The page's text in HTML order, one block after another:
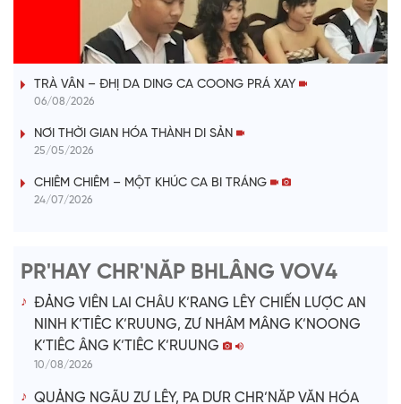
l
a
V
i
e
o
VÀI PHÚT DÀNH CHO QUẢNG BÁ
TRÀ VÂN – ĐHỊ DA DING CA COONG PRÁ XAY
06/08/2026
NƠI THỜI GIAN HÓA THÀNH DI SẢN
25/05/2026
CHIÊM CHIÊM – MỘT KHÚC CA BI TRÁNG
24/07/2026
PR'HAY CHR'NĂP BHLÂNG VOV4
ĐẢNG VIÊN LAI CHÂU K’RANG LÊY CHIẾN LƯỢC AN
NINH K’TIÊC K’RUUNG, ZƯ NHÂM MÂNG K’NOONG
K’TIÊC ÂNG K’TIÊC K’RUUNG
10/08/2026
QUẢNG NGÃU ZƯ LÊY, PA DƯR CHR’NĂP VĂN HÓA